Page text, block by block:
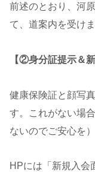
前述のとおり、河
て、道案内を受けま
【②身分証提示＆
健康保険証と顔写
す。これがない場
ないのでご安心を）
HPには「新規入会